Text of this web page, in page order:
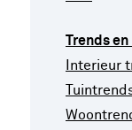
Trends
Interieur